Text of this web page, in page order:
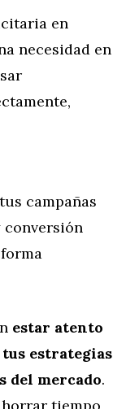
en
necesidad en
campañas
conversión
estar atento
estrategias
del mercado.